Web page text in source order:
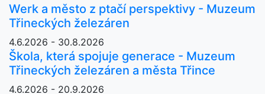
Werk a město z ptačí perspektivy - Muzeum
Třineckých železáren
4.6.2026 - 30.8.2026
Škola, která spojuje generace - Muzeum
Třineckých železáren a města Třince
4.6.2026 - 20.9.2026